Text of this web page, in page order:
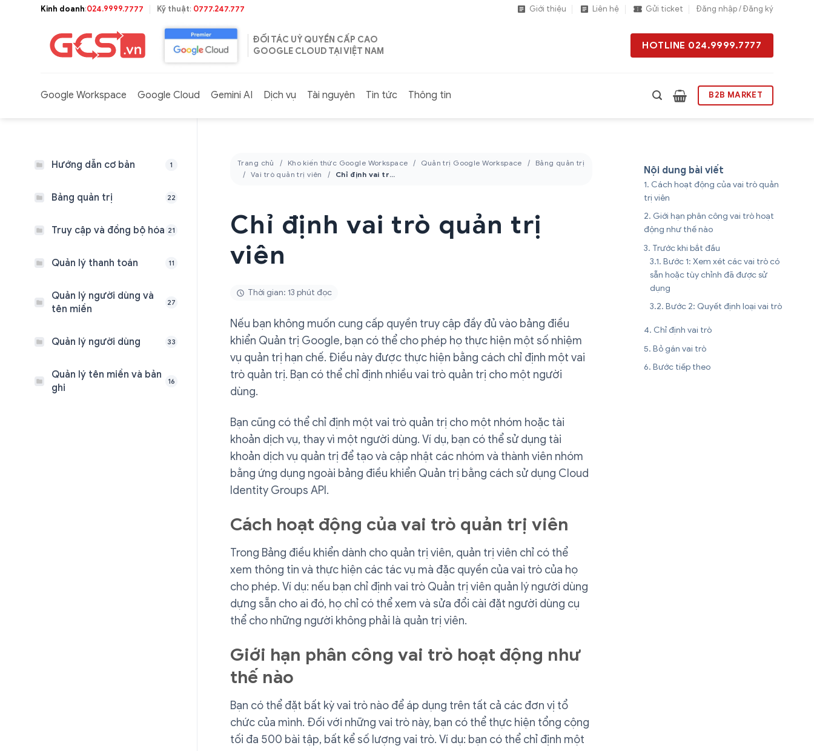
Kinh doanh:024.9999.7777 Kỹ thuật: 0777.247.777 Giới thiệu Liên hệ Gửi ticket Đăng nhập / Đăng ký
ĐỐI TÁC UỶ QUYỀN CẤP CAO
GOOGLE CLOUD TẠI VIỆT NAM
HOTLINE 024.9999.7777
Google Workspace Google Cloud Gemini AI Dịch vụ Tài nguyên Tin tức Thông tin B2B MARKET
Hướng dẫn cơ bản 1
Bảng quản trị 22
Truy cập và đồng bộ hóa 21
Quản lý thanh toán 11
Quản lý người dùng và
tên miền
27
Quản lý người dùng 33
Quản lý tên miền và bản
ghi
16
Trang chủ Kho kiến thức Google Workspace Quản trị Google Workspace
Bảng quản trị
Vai trò quản trị viên
Chỉ định vai trò quản trị viên
Chỉ định vai trò quản trị
viên
Thời gian: 13 phút đọc
Nếu bạn không muốn cung cấp quyền truy cập đầy đủ vào bảng điều
khiển Quản trị Google, bạn có thể cho phép họ thực hiện một số nhiệm
vụ quản trị hạn chế. Điều này được thực hiện bằng cách chỉ định một vai
trò quản trị. Bạn có thể chỉ định nhiều vai trò quản trị cho một người
dùng.
Bạn cũng có thể chỉ định một vai trò quản trị cho một nhóm hoặc tài
khoản dịch vụ, thay vì một người dùng. Ví dụ, bạn có thể sử dụng tài
khoản dịch vụ quản trị để tạo và cập nhật các nhóm và thành viên nhóm
bằng ứng dụng ngoài bảng điều khiển Quản trị bằng cách sử dụng Cloud
Identity Groups API.
Cách hoạt động của vai trò quản trị viên
Trong Bảng điều khiển dành cho quản trị viên, quản trị viên chỉ có thể
xem thông tin và thực hiện các tác vụ mà đặc quyền của vai trò của họ
cho phép. Ví dụ: nếu bạn chỉ định vai trò Quản trị viên quản lý người dùng
dựng sẵn cho ai đó, họ chỉ có thể xem và sửa đổi cài đặt người dùng cụ
thể cho những người không phải là quản trị viên.
Giới hạn phân công vai trò hoạt động như
thế nào
Bạn có thể đặt bất kỳ vai trò nào để áp dụng trên tất cả các đơn vị tổ
chức của mình. Đối với những vai trò này, bạn có thể thực hiện tổng cộng
tối đa 500 bài tập, bất kể số lượng vai trò. Ví dụ: bạn có thể chỉ định một
Nội dung bài viết
Cách hoạt động của vai trò quản
trị viên
Giới hạn phân công vai trò hoạt
động như thế nào
Trước khi bắt đầu
Bước 1: Xem xét các vai trò có
sẵn hoặc tùy chỉnh đã được sử
dụng
Bước 2: Quyết định loại vai trò
Chỉ định vai trò
Bỏ gán vai trò
Bước tiếp theo